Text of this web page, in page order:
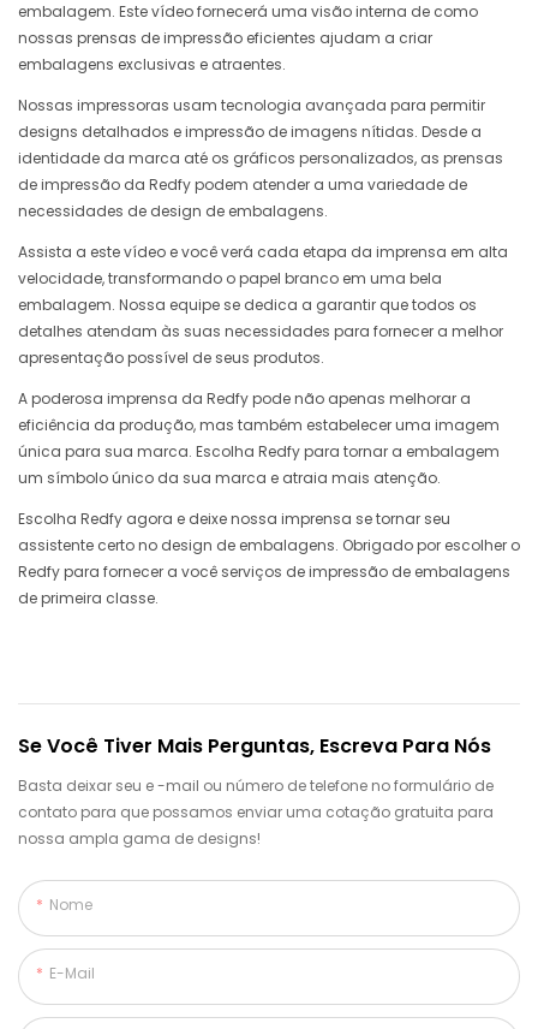
embalagem. Este vídeo fornecerá uma visão interna de como
nossas prensas de impressão eficientes ajudam a criar
embalagens exclusivas e atraentes.
Nossas impressoras usam tecnologia avançada para permitir
designs detalhados e impressão de imagens nítidas. Desde a
identidade da marca até os gráficos personalizados, as prensas
de impressão da Redfy podem atender a uma variedade de
necessidades de design de embalagens.
Assista a este vídeo e você verá cada etapa da imprensa em alta
velocidade, transformando o papel branco em uma bela
embalagem. Nossa equipe se dedica a garantir que todos os
detalhes atendam às suas necessidades para fornecer a melhor
apresentação possível de seus produtos.
A poderosa imprensa da Redfy pode não apenas melhorar a
eficiência da produção, mas também estabelecer uma imagem
única para sua marca. Escolha Redfy para tornar a embalagem
um símbolo único da sua marca e atraia mais atenção.
Escolha Redfy agora e deixe nossa imprensa se tornar seu
assistente certo no design de embalagens. Obrigado por escolher o
Redfy para fornecer a você serviços de impressão de embalagens
de primeira classe.
Se Você Tiver Mais Perguntas, Escreva Para Nós
Basta deixar seu e -mail ou número de telefone no formulário de
contato para que possamos enviar uma cotação gratuita para
nossa ampla gama de designs!
Nome
E-Mail